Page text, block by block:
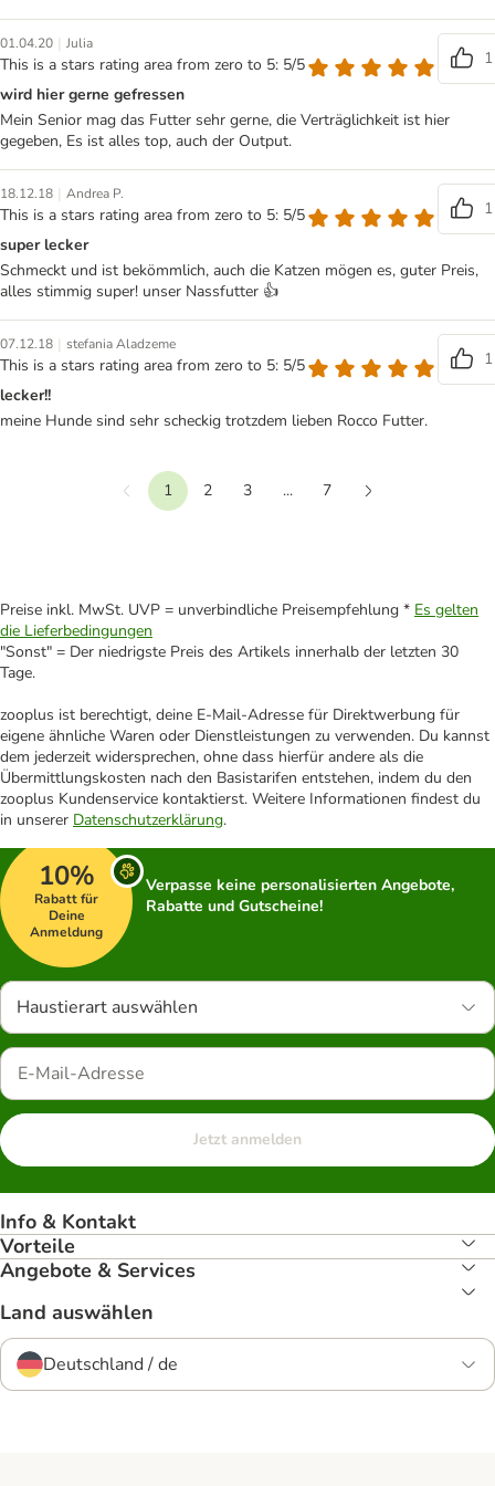
01.04.20 | Julia
This is a stars rating area from zero to 5: 5/5
1
wird hier gerne gefressen
Mein Senior mag das Futter sehr gerne, die Verträglichkeit ist hier
gegeben, Es ist alles top, auch der Output.
18.12.18 | Andrea P.
This is a stars rating area from zero to 5: 5/5
1
super lecker
Schmeckt und ist bekömmlich, auch die Katzen mögen es, guter Preis,
alles stimmig super! unser Nassfutter 👍
07.12.18 | stefania Aladzeme
This is a stars rating area from zero to 5: 5/5
1
lecker!!
meine Hunde sind sehr scheckig trotzdem lieben Rocco Futter.
Vorherige
1 2 3 ...
7
Preise inkl. MwSt. UVP = unverbindliche Preisempfehlung * Es gelten
die Lieferbedingungen
"Sonst" = Der niedrigste Preis des Artikels innerhalb der letzten 30
Tage.
zooplus ist berechtigt, deine E-Mail-Adresse für Direktwerbung für
eigene ähnliche Waren oder Dienstleistungen zu verwenden. Du kannst
dem jederzeit widersprechen, ohne dass hierfür andere als die
Übermittlungskosten nach den Basistarifen entstehen, indem du den
zooplus Kundenservice kontaktierst. Weitere Informationen findest du
in unserer Datenschutzerklärung.
10%
Rabatt für
Deine
Anmeldung
Verpasse keine personalisierten Angebote,
Rabatte und Gutscheine!
Haustierart auswählen
Jetzt anmelden
Info & Kontakt
Vorteile
Angebote & Services
Land auswählen
Deutschland / de